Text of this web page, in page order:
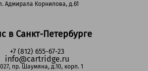
Адмирала Корнилова, д.61
в Санкт-Петербурге
+7 (812) 655-67-23
info@cartridge.ru
пр. Шаумяна, д.10, корп. 1